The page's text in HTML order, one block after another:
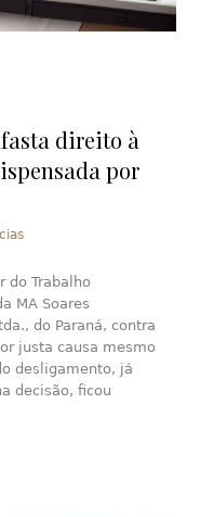
direito à
por
do Trabalho
MA Soares
do Paraná, contra
justa causa mesmo
desligamento, já
decisão, ficou